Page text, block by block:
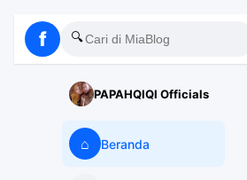
f 🔍
PAPAHQIQI Officials
⌂ Beranda